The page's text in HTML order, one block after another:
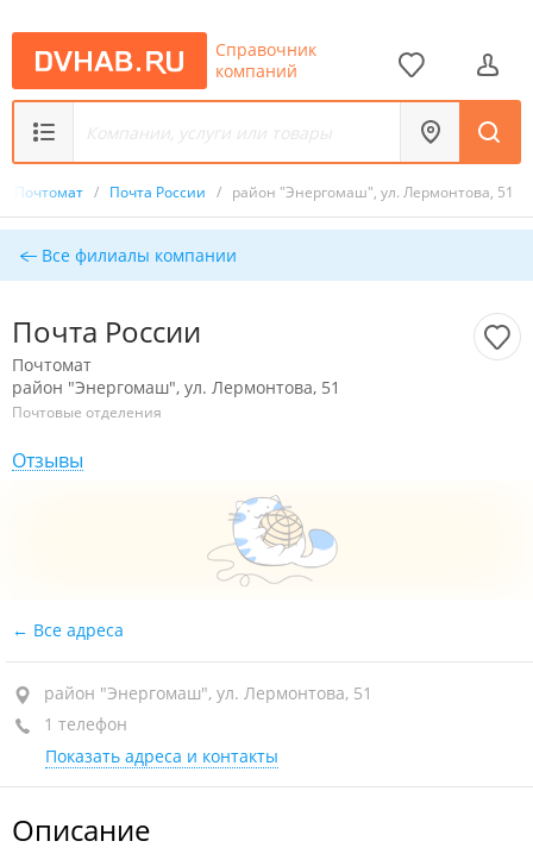
Справочник
компаний
Почтомат / Почта России / район "Энергомаш", ул. Лермонтова, 51
Все филиалы компании
Почта России
Почтомат
район "Энергомаш", ул. Лермонтова, 51
Почтовые отделения
Отзывы
Все адреса
район "Энергомаш", ул. Лермонтова, 51
1 телефон
Показать адреса и контакты
Описание